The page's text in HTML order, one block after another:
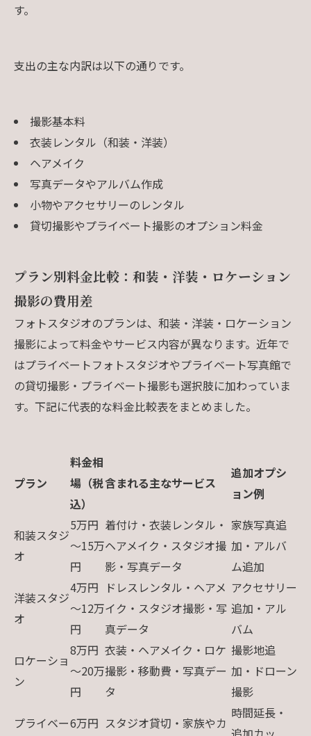
す。
支出の主な内訳は以下の通りです。
撮影基本料
衣装レンタル（和装・洋装）
ヘアメイク
写真データやアルバム作成
小物やアクセサリーのレンタル
貸切撮影やプライベート撮影のオプション料金
プラン別料金比較：和装・洋装・ロケーション
撮影の費用差
フォトスタジオのプランは、和装・洋装・ロケーション
撮影によって料金やサービス内容が異なります。近年で
はプライベートフォトスタジオやプライベート写真館で
の貸切撮影・プライベート撮影も選択肢に加わっていま
す。下記に代表的な料金比較表をまとめました。
プラン
料金相
場（税
込）
含まれる主なサービス
追加オプシ
ョン例
和装スタジ
オ
5万円
～15万
円
着付け・衣装レンタル・
ヘアメイク・スタジオ撮
影・写真データ
家族写真追
加・アルバ
ム追加
洋装スタジ
オ
4万円
～12万
円
ドレスレンタル・ヘアメ
イク・スタジオ撮影・写
真データ
アクセサリー
追加・アル
バム
ロケーショ
ン
8万円
～20万
円
衣装・ヘアメイク・ロケ
撮影・移動費・写真デー
タ
撮影地追
加・ドローン
撮影
プライベー6万円 スタジオ貸切・家族やカ
時間延長・